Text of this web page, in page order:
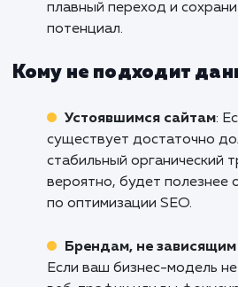
Кому подходит
Новым бизнесам:
свой сайт, этот продукт
Продвижение молодых
создать прочную SEO-
органический трафик.
Стартапам :
Интернете, услуга